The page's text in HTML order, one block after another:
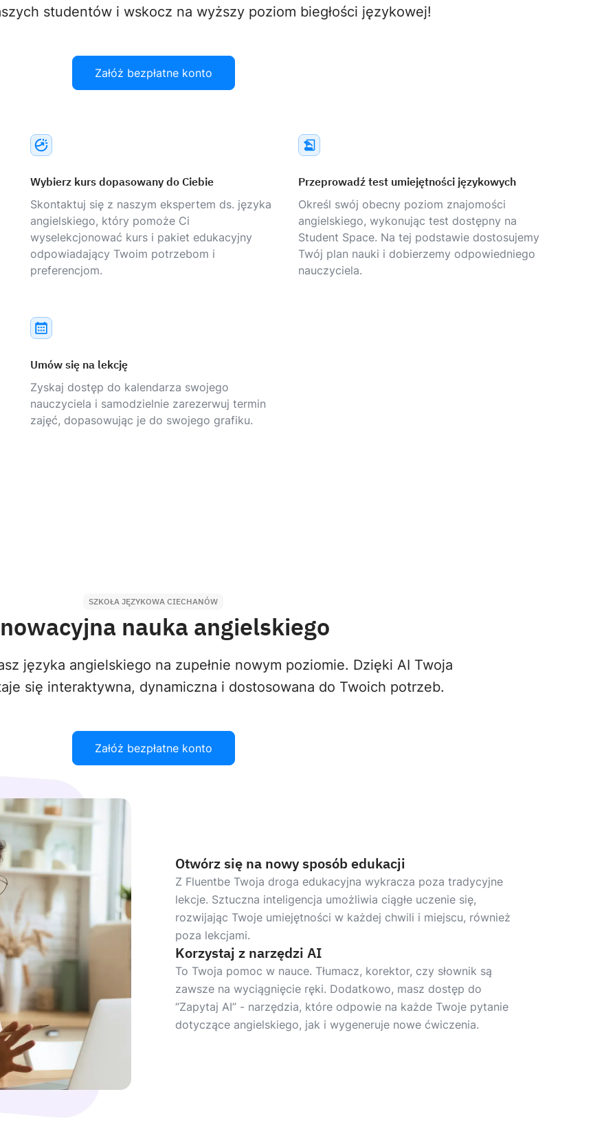
studentów i wskocz na wyższy poziom biegłości językowej!
Załóż bezpłatne konto
Wybierz kurs dopasowany do Ciebie
Skontaktuj się z naszym ekspertem ds. języka
angielskiego, który pomoże Ci
wyselekcjonować kurs i pakiet edukacyjny
odpowiadający Twoim potrzebom i
preferencjom.
Przeprowadź test umiejętności językowych
Określ swój obecny poziom znajomości
angielskiego, wykonując test dostępny na
Student Space. Na tej podstawie dostosujemy
Twój plan nauki i dobierzemy odpowiedniego
nauczyciela.
Umów się na lekcję
Zyskaj dostęp do kalendarza swojego
nauczyciela i samodzielnie zarezerwuj termin
zajęć, dopasowując je do swojego grafiku.
SZKOŁA JĘZYKOWA CIECHANÓW
nauka angielskiego
języka angielskiego na zupełnie nowym poziomie. Dzięki AI Twoja
się interaktywna, dynamiczna i dostosowana do Twoich potrzeb.
Załóż bezpłatne konto
Otwórz się na nowy sposób edukacji
Z Fluentbe Twoja droga edukacyjna wykracza poza tradycyjne
lekcje. Sztuczna inteligencja umożliwia ciągłe uczenie się,
rozwijając Twoje umiejętności w każdej chwili i miejscu, również
poza lekcjami.
Korzystaj z narzędzi AI
To Twoja pomoc w nauce. Tłumacz, korektor, czy słownik są
zawsze na wyciągnięcie ręki. Dodatkowo, masz dostęp do
“Zapytaj AI” - narzędzia, które odpowie na każde Twoje pytanie
dotyczące angielskiego, jak i wygeneruje nowe ćwiczenia.